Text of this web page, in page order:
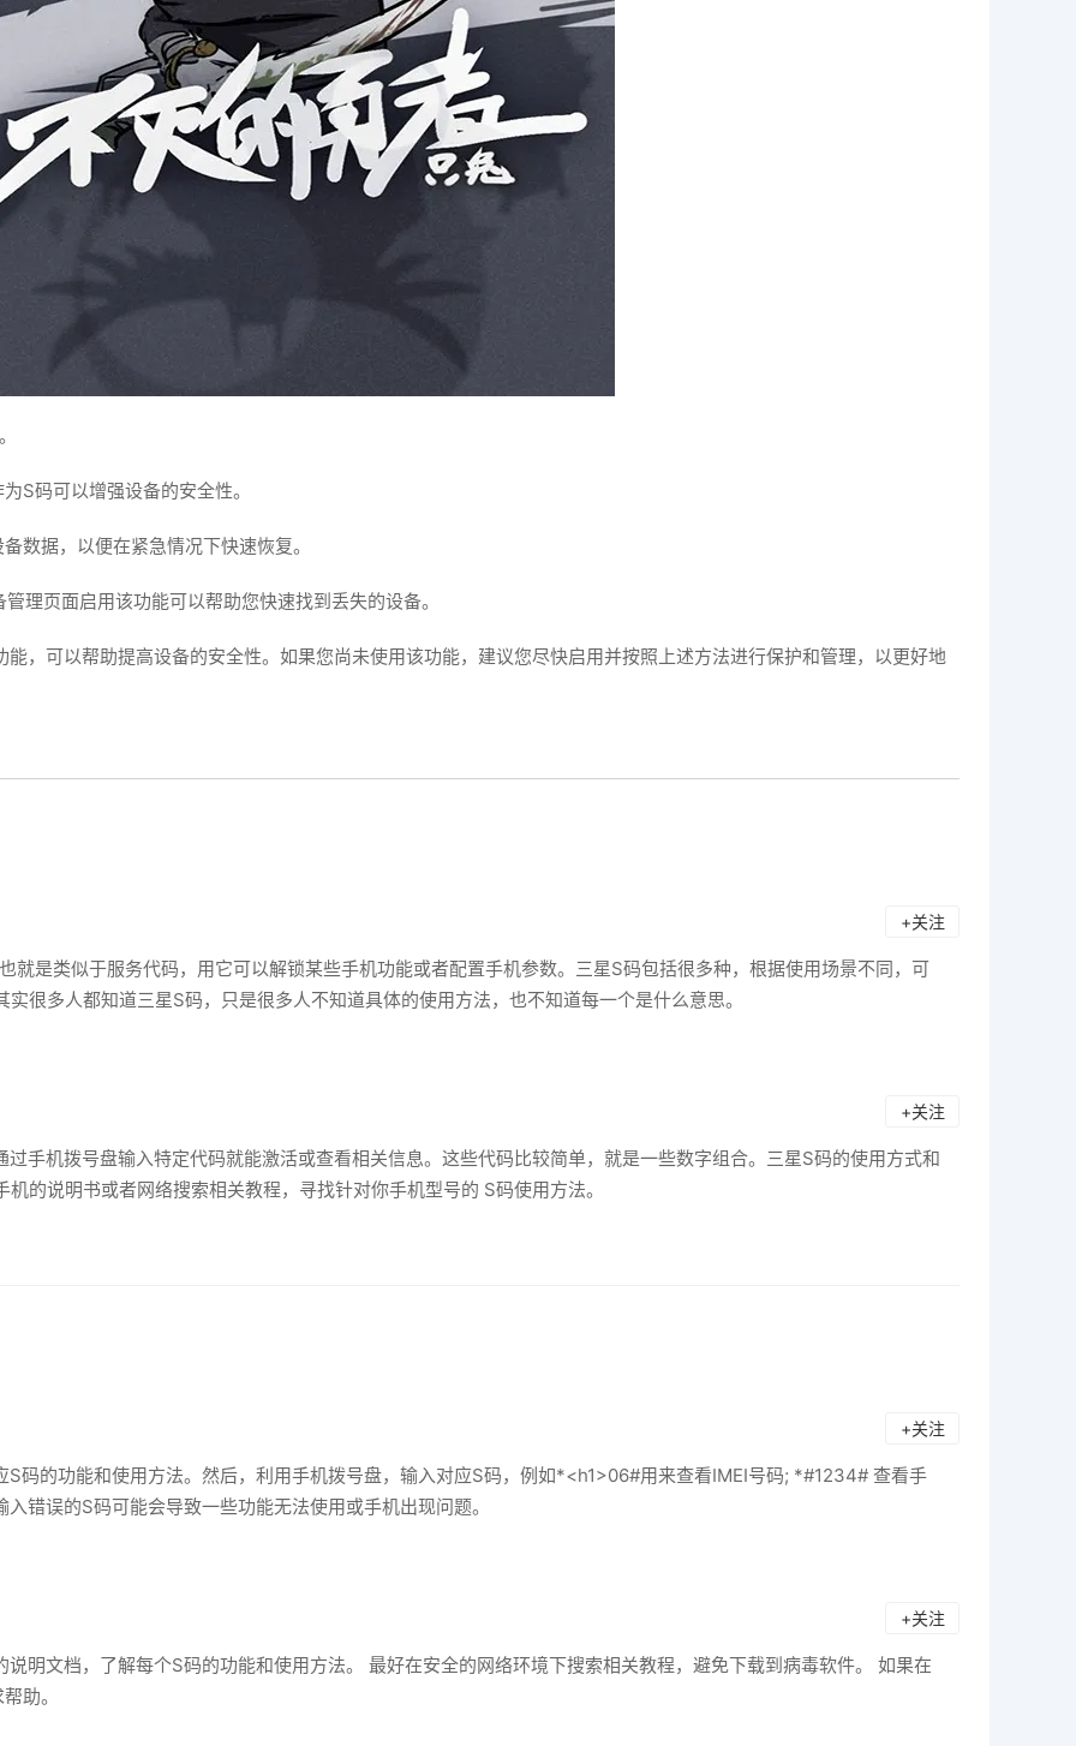
S码可以增强设备的安全性。
数据，以便在紧急情况下快速恢复。
理页面启用该功能可以帮助您快速找到丢失的设备。
，可以帮助提高设备的安全性。如果您尚未使用该功能，建议您尽快启用并按照上述方法进行保护和管理，以更好地
+关注
就是类似于服务代码，用它可以解锁某些手机功能或者配置手机参数。三星S码包括很多种，根据使用场景不同，可
很多人都知道三星S码，只是很多人不知道具体的使用方法，也不知道每一个是什么意思。
+关注
手机拨号盘输入特定代码就能激活或查看相关信息。这些代码比较简单，就是一些数字组合。三星S码的使用方式和
的说明书或者网络搜索相关教程，寻找针对你手机型号的 S码使用方法。
+关注
S码的功能和使用方法。然后，利用手机拨号盘，输入对应S码，例如*<h1>06#用来查看IMEI号码; *#1234# 查看手
错误的S码可能会导致一些功能无法使用或手机出现问题。
+关注
明文档，了解每个S码的功能和使用方法。 最好在安全的网络环境下搜索相关教程，避免下载到病毒软件。 如果在
助。